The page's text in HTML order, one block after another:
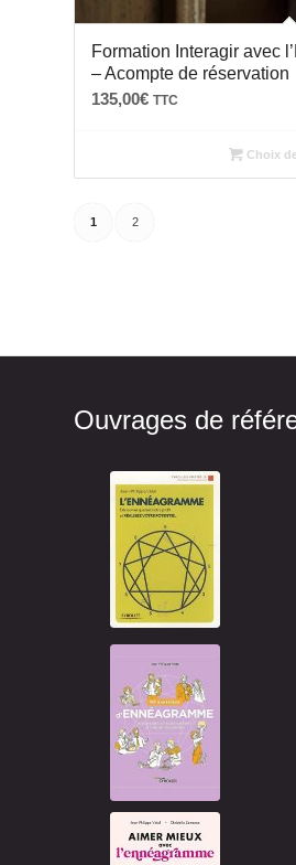
Formation Interagir avec
– Acompte de réservation
135,00€ TTC
Choix
1 2
Ouvrages de